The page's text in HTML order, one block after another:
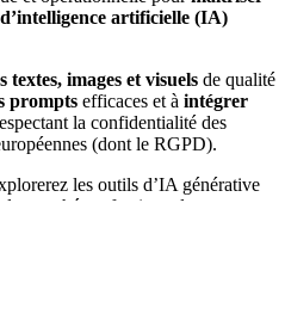
artificielle (IA)
textes, images et visuels de qualité
prompts efficaces et à intégrer
la confidentialité des
(dont le RGPD).
les outils d’IA générative
le marché professionnel
d’utilisation, et vous
des exercices guidés, des
avec un expert.